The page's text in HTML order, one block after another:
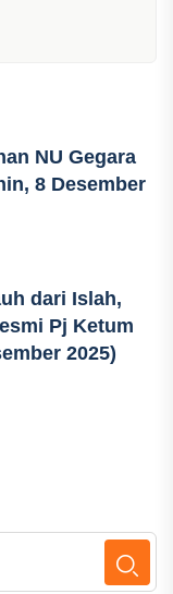
NU Gegara
8 Desember
dari Islah,
Pj Ketum
2025)